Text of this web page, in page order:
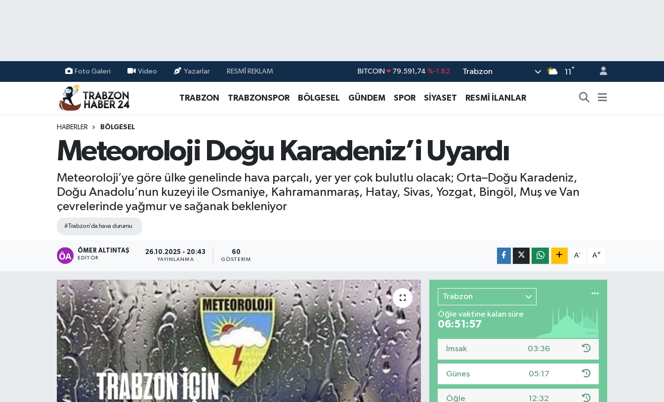
Foto Galeri Video Yazarlar RESMÎ REKLAM BITCOIN 79.591,74 %-1.82
6862,09000 %0.19
BİST100 14.598,00 %0
Trabzon 11 °
TRABZON TRABZONSPOR BÖLGESEL GÜNDEM SPOR SİYASET RESMÎ İLANLAR
HABERLER BÖLGESEL
Meteoroloji Doğu Karadeniz’i Uyardı
Meteoroloji’ye göre ülke genelinde hava parçalı, yer yer çok bulutlu olacak; Orta–Doğu Karadeniz,
Doğu Anadolu’nun kuzeyi ile Osmaniye, Kahramanmaraş, Hatay, Sivas, Yozgat, Bingöl, Muş ve Van
çevrelerinde yağmur ve sağanak bekleniyor
#Trabzon’da hava durumu
ÖMER ALTINTAŞ
EDITÖR
26.10.2025 - 20:43
YAYINLANMA
60
GÖSTERIM
A- A+
Trabzon
Öğle vaktine kalan süre
06:51:56
İmsak 03:36
Güneş 05:17
Öğle 12:32
Hava Durumu
Namaz Vakitleri
Trafik Durumu
Tüm Manşetler
Son Dakika Haberleri
Haber Arşivi